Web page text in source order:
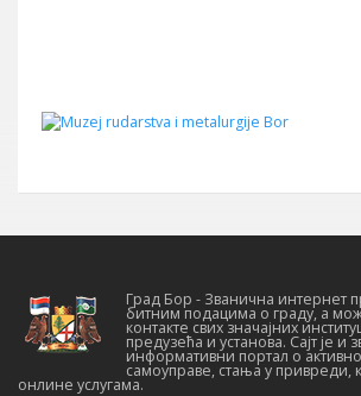
Град Бор - Званична интернет
битним подацима о граду, а
контакте свих значајних
предузећа и установа. Сајт је и
информативни портал о
самоуправе, стања у привреди,
онлине услугама.